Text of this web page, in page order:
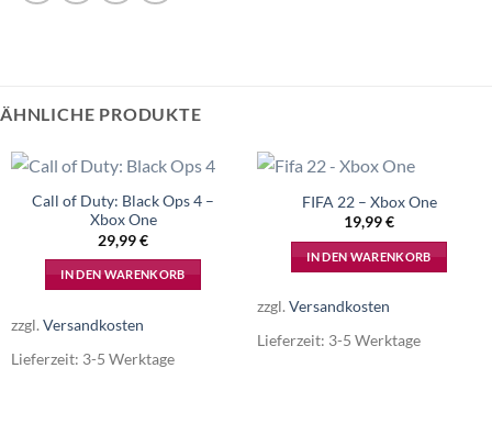
ÄHNLICHE PRODUKTE
Call of Duty: Black Ops 4 –
Xbox One
29,99€
IN DEN WARENKORB
zzgl. Versandkosten
Lieferzeit: 3-5 Werktage
FIFA 22 – Xbox One
19,99€
IN DEN WARENKORB
zzgl. Versandkosten
Lieferzeit: 3-5 Werktage